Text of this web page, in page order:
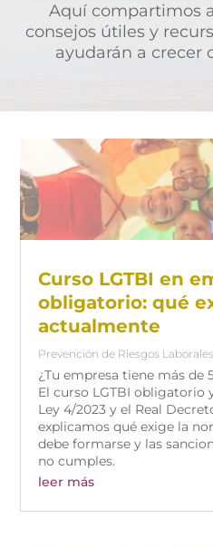
Aquí compartimos
consejos útiles y
ayudarán a crecer
Curso LGTBI en
obligatorio: qué
actualmente
Prevención de Riesgos Laborales
¿Tu empresa tiene más de
El curso LGTBI obligatorio
Ley 4/2023 y el Real
explicamos qué exige la
debe formarse y las
no cumples.
leer más